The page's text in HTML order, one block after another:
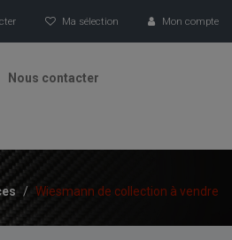
Ma sélection Mon compte
Nous contacter
/ Wiesmann de collection à vendre